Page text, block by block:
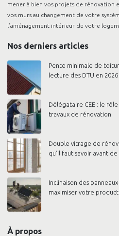
mener à bien vos projets de rénovation
vos murs au changement de votre
l’aménagement intérieur de votre
Nos derniers articles
Pente minimale de
lecture des DTU en 2026
Délégataire CEE : le
travaux de rénovation
Double vitrage de
qu’il faut savoir avant
Inclinaison des
maximiser votre
À propos